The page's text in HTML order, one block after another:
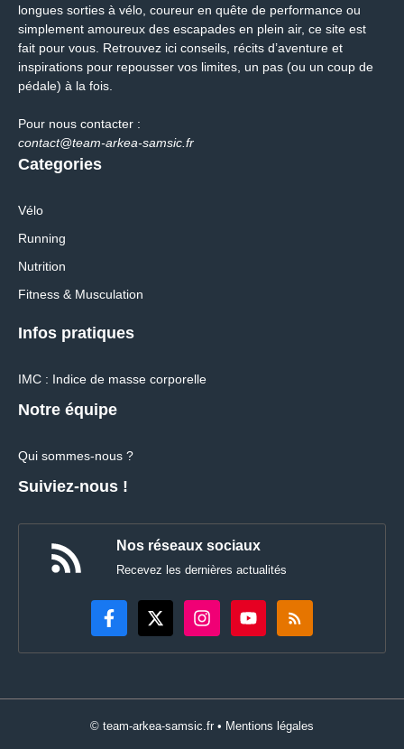
longues sorties à vélo, coureur en quête de performance ou
simplement amoureux des escapades en plein air, ce site est
fait pour vous. Retrouvez ici conseils, récits d’aventure et
inspirations pour repousser vos limites, un pas (ou un coup de
pédale) à la fois.
Pour nous contacter :
contact@team-arkea-samsic.fr
Categories
Vélo
Running
Nutrition
Fitness & Musculation
Infos pratiques
IMC : Indice de masse corporelle
Notre équipe
Qui sommes-nous ?
Suiviez-nous !
Nos réseaux sociaux
Recevez les dernières actualités
© team-arkea-samsic.fr • Mentions légales